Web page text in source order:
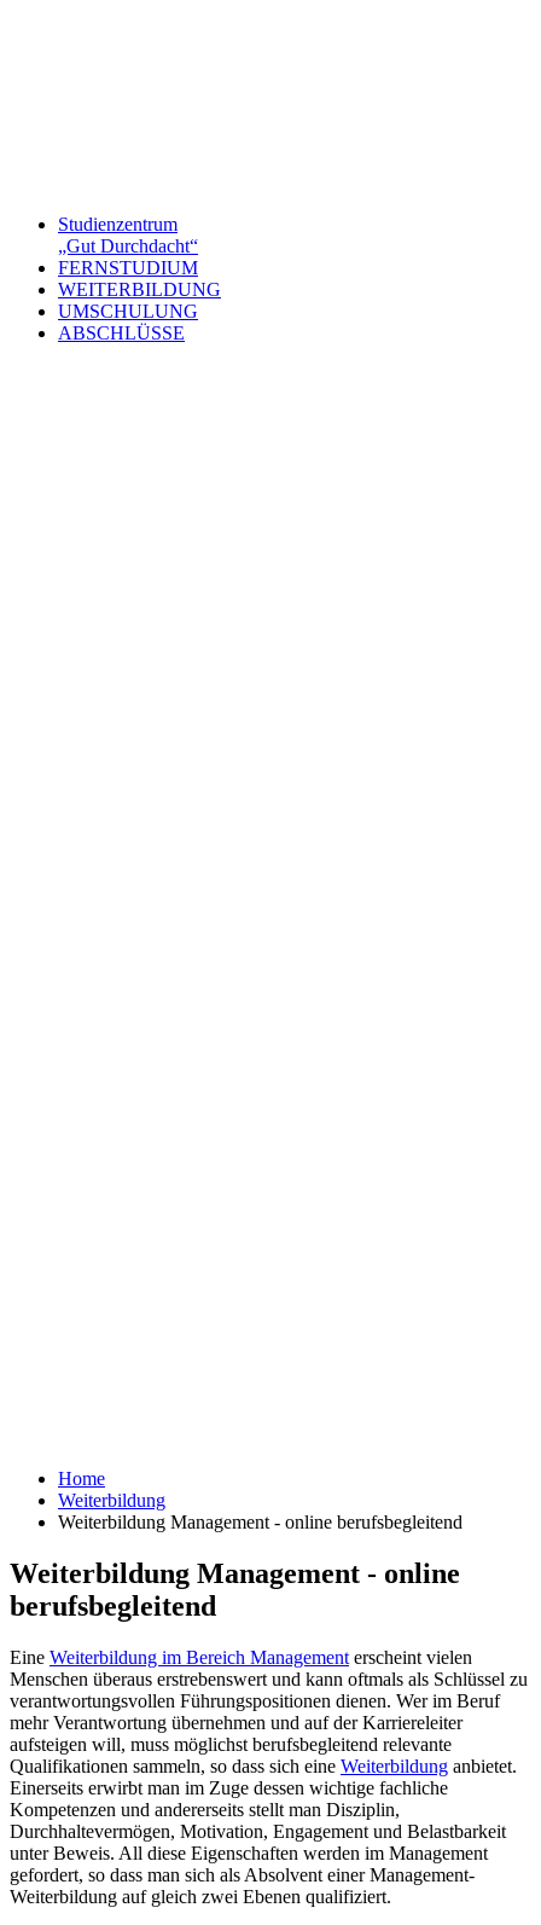
Studienzentrum
„Gut Durchdacht“
FERNSTUDIUM
WEITERBILDUNG
UMSCHULUNG
ABSCHLÜSSE
Home
Weiterbildung
Weiterbildung Management - online berufsbegleitend
Weiterbildung Management - online
berufsbegleitend
Eine Weiterbildung im Bereich Management erscheint vielen
Menschen überaus erstrebenswert und kann oftmals als Schlüssel zu
verantwortungsvollen Führungspositionen dienen. Wer im Beruf
mehr Verantwortung übernehmen und auf der Karriereleiter
aufsteigen will, muss möglichst berufsbegleitend relevante
Qualifikationen sammeln, so dass sich eine Weiterbildung anbietet.
Einerseits erwirbt man im Zuge dessen wichtige fachliche
Kompetenzen und andererseits stellt man Disziplin,
Durchhaltevermögen, Motivation, Engagement und Belastbarkeit
unter Beweis. All diese Eigenschaften werden im Management
gefordert, so dass man sich als Absolvent einer Management-
Weiterbildung auf gleich zwei Ebenen qualifiziert.